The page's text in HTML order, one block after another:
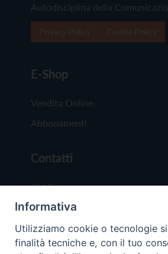
Autodisciplina della
E-Shop
Vendita Online
Abbonamenti
Contatti
Chi Siamo
Redazione
Scrivici
Informativa
Utilizziamo cookie o tecnologie
finalità tecniche e, con il tuo